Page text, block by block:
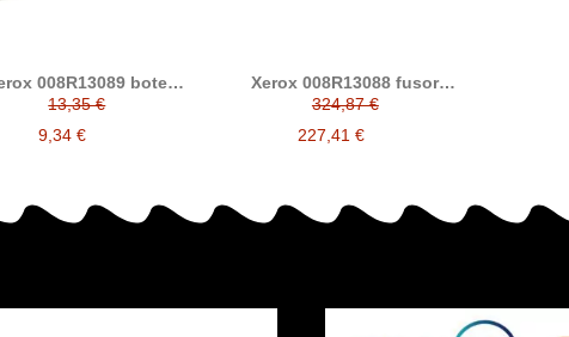
008R13089 bote
residual compatible
13,35 €
9,34 €
Xerox 008R13088 fusor
compatible
324,87 €
227,41 €